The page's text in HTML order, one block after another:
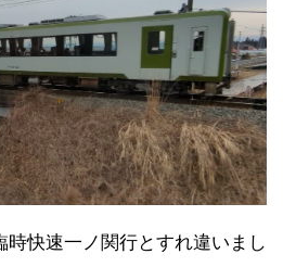
時快速一ノ関行とすれ違いまし